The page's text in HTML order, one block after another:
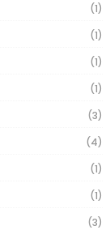
(1)
(1)
(1)
(1)
(3)
(4)
(1)
(1)
(3)